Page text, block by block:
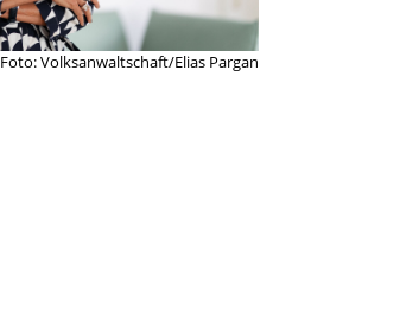
Foto: Volksanwaltschaft/Elias Pargan